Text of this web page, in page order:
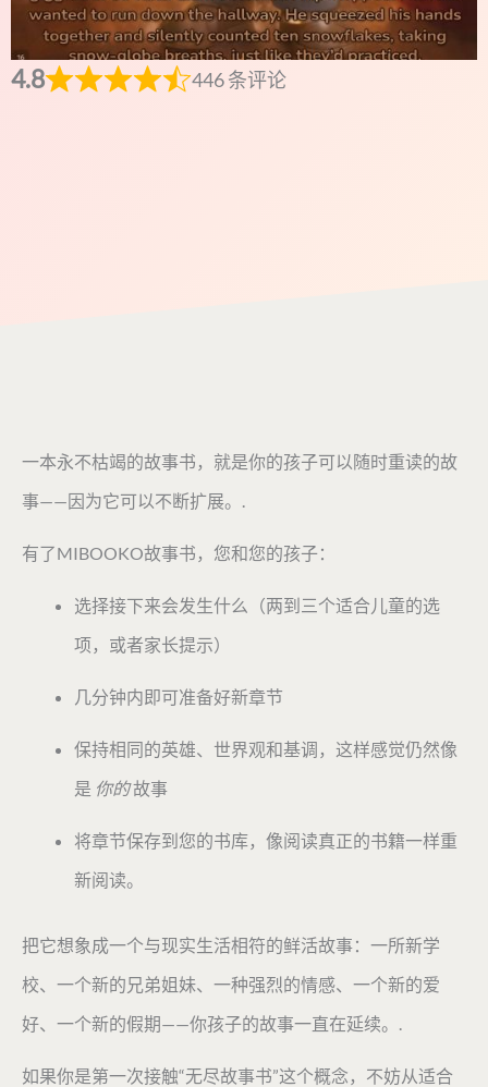
4.8 446 条评论
一本永不枯竭的故事书，就是你的孩子可以随时重读的故
事——因为它可以不断扩展。.
有了MIBOOKO故事书，您和您的孩子：
选择接下来会发生什么（两到三个适合儿童的选
项，或者家长提示）
几分钟内即可准备好新章节
保持相同的英雄、世界观和基调，这样感觉仍然像
是 你的故事
将章节保存到您的书库，像阅读真正的书籍一样重
新阅读。
把它想象成一个与现实生活相符的鲜活故事：一所新学
校、一个新的兄弟姐妹、一种强烈的情感、一个新的爱
好、一个新的假期——你孩子的故事一直在延续。.
如果你是第一次接触“无尽故事书”这个概念，不妨从适合